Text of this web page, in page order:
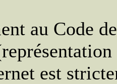
au Code
est